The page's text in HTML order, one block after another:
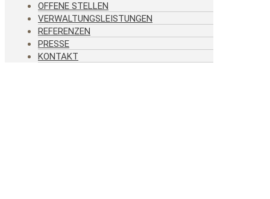
OFFENE STELLEN
VERWALTUNGSLEISTUNGEN
REFERENZEN
PRESSE
KONTAKT